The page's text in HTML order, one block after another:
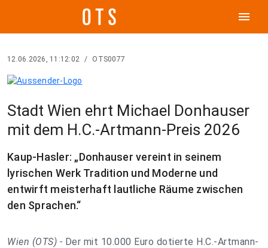
menu
12.06.2026, 11:12:02 / OTS0077
Stadt Wien ehrt Michael Donhauser
mit dem H.C.-Artmann-Preis 2026
Kaup-Hasler: „Donhauser vereint in seinem
lyrischen Werk Tradition und Moderne und
entwirft meisterhaft lautliche Räume zwischen
den Sprachen.“
Wien (OTS) - Der mit 10.000 Euro dotierte H.C.-Artmann-